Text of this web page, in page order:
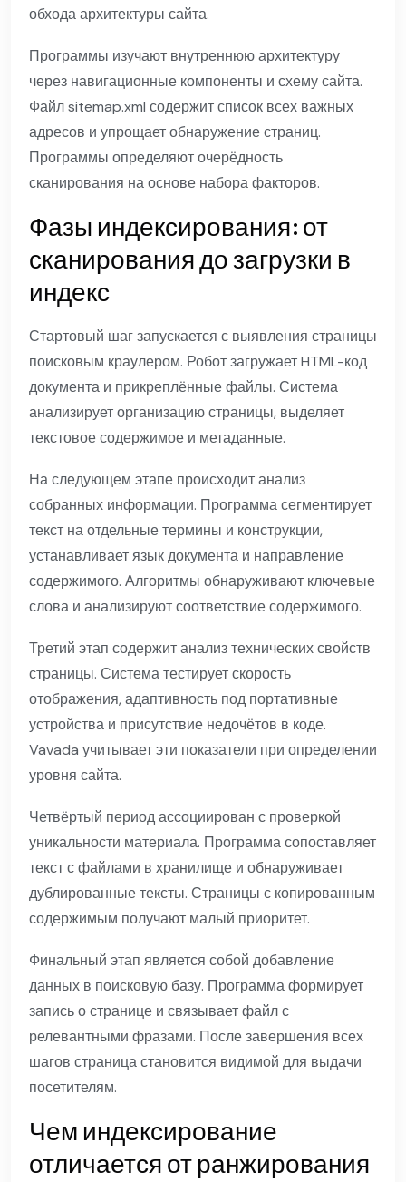
обхода архитектуры сайта.
Программы изучают внутреннюю архитектуру
через навигационные компоненты и схему сайта.
Файл sitemap.xml содержит список всех важных
адресов и упрощает обнаружение страниц.
Программы определяют очерёдность
сканирования на основе набора факторов.
Фазы индексирования: от
сканирования до загрузки в
индекс
Стартовый шаг запускается с выявления страницы
поисковым краулером. Робот загружает HTML-код
документа и прикреплённые файлы. Система
анализирует организацию страницы, выделяет
текстовое содержимое и метаданные.
На следующем этапе происходит анализ
собранных информации. Программа сегментирует
текст на отдельные термины и конструкции,
устанавливает язык документа и направление
содержимого. Алгоритмы обнаруживают ключевые
слова и анализируют соответствие содержимого.
Третий этап содержит анализ технических свойств
страницы. Система тестирует скорость
отображения, адаптивность под портативные
устройства и присутствие недочётов в коде.
Vavada учитывает эти показатели при определении
уровня сайта.
Четвёртый период ассоциирован с проверкой
уникальности материала. Программа сопоставляет
текст с файлами в хранилище и обнаруживает
дублированные тексты. Страницы с копированным
содержимым получают малый приоритет.
Финальный этап является собой добавление
данных в поисковую базу. Программа формирует
запись о странице и связывает файл с
релевантными фразами. После завершения всех
шагов страница становится видимой для выдачи
посетителям.
Чем индексирование
отличается от ранжирования